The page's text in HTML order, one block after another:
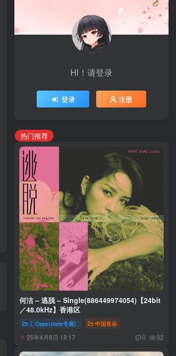
HI！请登录
登录 注册
热门推荐
何洁 – 逃脱 – Single(886449974054)【24bit
／48.0kHz】香港区
〖OppsUnote专属〗 中国音乐
25年4月8日 18:17 0 32